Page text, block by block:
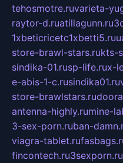
tehosmotre.ruvarieta-
raytor-d.ruatillagunn.ru
1xbeticricetc1xbetti5.ru
store-brawl-stars.rukts-
sindika-01.rusp-life.rux-
e-abis-1-c.rusindika01.ru
store-brawlstars.ru
antenna-highly.rumine-
3-sex-porn.ruban-
viagra-tablet.ru
fincontech.ru3sexporn.ru